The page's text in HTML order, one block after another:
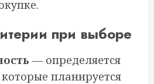
при выборе
— определяется
планируется